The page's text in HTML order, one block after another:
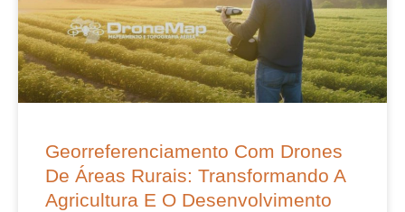
Georreferenciamento Com Drones
De Áreas Rurais: Transformando A
Agricultura E O Desenvolvimento